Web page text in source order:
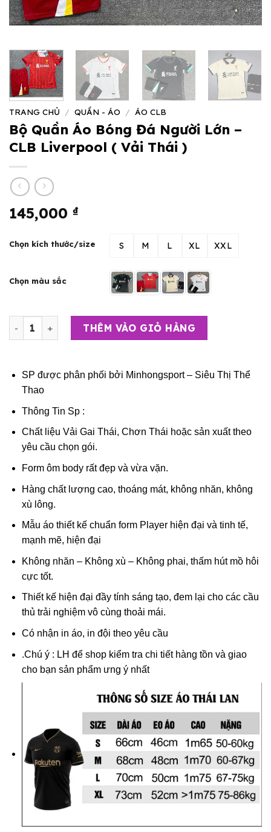
TRANG CHỦ / QUẦN - ÁO / ÁO CLB
Bộ Quần Áo Bóng Đá Người Lớn –
CLB Liverpool ( Vải Thái )
145,000 ₫
Chọn kích thước/size S M L XL XXL
Chọn màu sắc
Bộ Quần Áo Bóng Đá Người Lớn – CLB Liverpool ( Vải
THÊM VÀO GIỎ HÀNG
SP được phân phối bởi Minhongsport – Siêu Thị Thể
Thao
Thông Tin Sp :
Chất liệu Vải Gai Thái, Chơn Thái hoặc sản xuất theo
yêu cầu chọn gói.
Form ôm body rất đẹp và vừa vặn.
Hàng chất lượng cao, thoáng mát, không nhăn, không
xù lông.
Mẫu áo thiết kế chuẩn form Player hiện đại và tinh tế,
mạnh mẽ, hiện đại
Không nhăn – Không xù – Không phai, thấm hút mồ hôi
cực tốt.
Thiết kế hiện đại đầy tính sáng tạo, đem lại cho các cầu
thủ trải nghiệm vô cùng thoải mái.
Có nhận in áo, in đội theo yêu cầu
.Chú ý : LH để shop kiểm tra chi tiết hàng tồn và giao
cho bạn sản phẩm ưng ý nhất